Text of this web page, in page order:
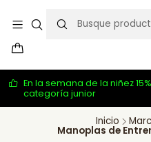
En la semana de la niñez
categoría junior
Inicio
Manoplas de